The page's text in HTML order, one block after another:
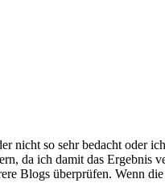
so sehr bedacht oder
da ich damit das Ergebnis
Blogs überprüfen. Wenn